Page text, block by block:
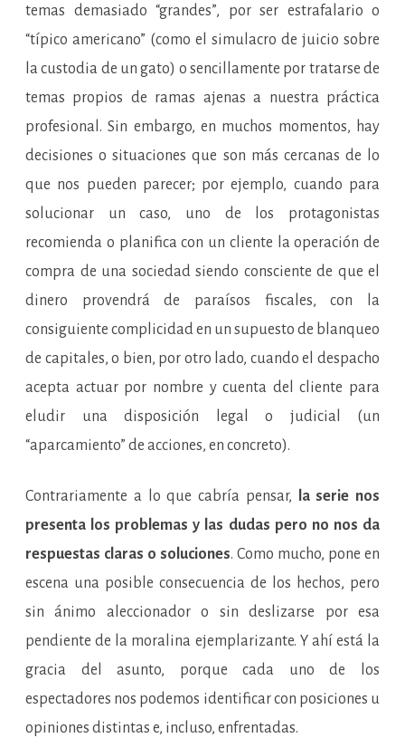
temas demasiado “grandes”, por ser estrafalario o
“típico americano” (como el simulacro de juicio sobre
la custodia de un gato) o sencillamente por tratarse de
temas propios de ramas ajenas a nuestra práctica
profesional. Sin embargo, en muchos momentos, hay
decisiones o situaciones que son más cercanas de lo
que nos pueden parecer; por ejemplo, cuando para
solucionar un caso, uno de los protagonistas
recomienda o planifica con un cliente la operación de
compra de una sociedad siendo consciente de que el
dinero provendrá de paraísos fiscales, con la
consiguiente complicidad en un supuesto de blanqueo
de capitales, o bien, por otro lado, cuando el despacho
acepta actuar por nombre y cuenta del cliente para
eludir una disposición legal o judicial (un
“aparcamiento” de acciones, en concreto).
Contrariamente a lo que cabría pensar,
la serie nos
presenta los problemas y las dudas pero no nos da
respuestas claras o soluciones. Como mucho, pone en
escena una posible consecuencia de los hechos, pero
sin ánimo aleccionador o sin deslizarse por esa
pendiente de la moralina ejemplarizante. Y ahí está la
gracia del asunto, porque cada uno de los
espectadores nos podemos identificar con posiciones u
opiniones distintas e, incluso, enfrentadas.